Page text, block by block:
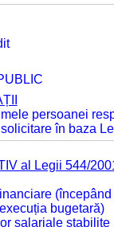
persoanei
în baza
al Legii 544/
bugetară)
salariale